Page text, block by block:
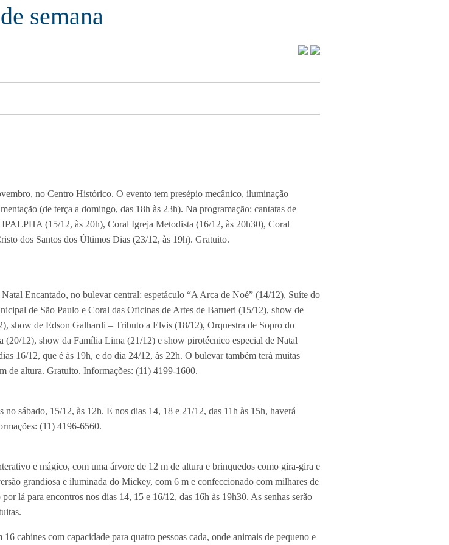
semana
no Centro Histórico. O evento tem presépio mecânico, iluminação
(de terça a domingo, das 18h às 23h). Na programação: cantatas de
(15/12, às 20h), Coral Igreja Metodista (16/12, às 20h30), Coral
dos Santos dos Últimos Dias (23/12, às 19h). Gratuito.
Encantado, no bulevar central: espetáculo “A Arca de Noé” (14/12), Suíte do
de São Paulo e Coral das Oficinas de Artes de Barueri (15/12), show de
show de Edson Galhardi – Tributo a Elvis (18/12), Orquestra de Sopro do
12), show da Família Lima (21/12) e show pirotécnico especial de Natal
16/12, que é às 19h, e do dia 24/12, às 22h. O bulevar também terá muitas
de altura. Gratuito. Informações: (11) 4199-1600.
sábado, 15/12, às 12h. E nos dias 14, 18 e 21/12, das 11h às 15h, haverá
(11) 4196-6560.
e mágico, com uma árvore de 12 m de altura e brinquedos como gira-gira e
grandiosa e iluminada do Mickey, com 6 m e confeccionado com milhares de
lá para encontros nos dias 14, 15 e 16/12, das 16h às 19h30. As senhas serão
cabines com capacidade para quatro pessoas cada, onde animais de pequeno e